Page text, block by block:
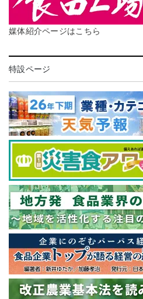
媒体紹介ページはこちら
特設ページ